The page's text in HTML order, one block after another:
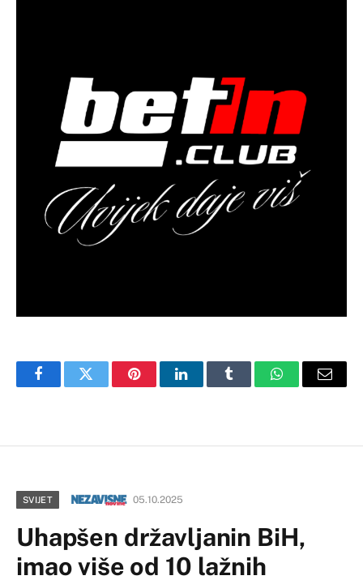
FacebookTwitter PinterestLinkedInTumblr WhatsAppEmail
SVIJET 05.10.2025
Uhapšen državljanin BiH,
imao više od 10 lažnih